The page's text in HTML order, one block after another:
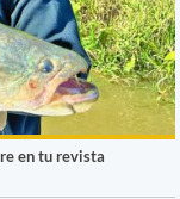
en tu revista